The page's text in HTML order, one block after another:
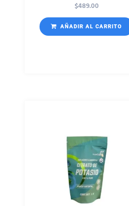
$489.00
AÑADIR AL CARRITO